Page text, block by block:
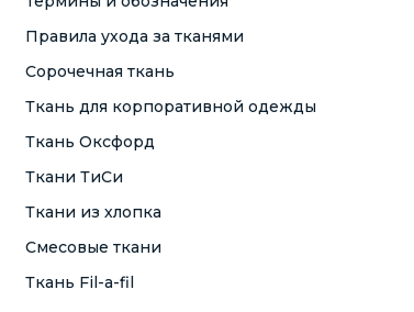
Правила ухода за тканями
Сорочечная ткань
Ткань для корпоративной одежды
Ткань Оксфорд
Ткани ТиСи
Ткани из хлопка
Смесовые ткани
Ткань Fil-a-fil